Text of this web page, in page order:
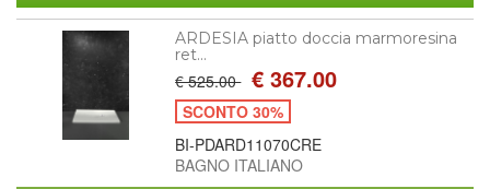
ARDESIA piatto doccia marmoresina
ret...
€ 525.00 € 367.00
SCONTO 30%
BI-PDARD11070CRE
BAGNO ITALIANO